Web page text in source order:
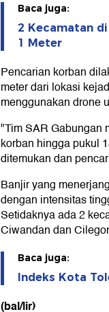
Baca juga:
2 Kecamatan
1 Meter
Pencarian korban
meter dari lokasi
menggunakan drone
"Tim SAR Gabungan
korban hingga pukul
ditemukan dan
Banjir yang
dengan intensitas
Setidaknya ada 2
Ciwandan dan
Baca juga:
Indeks Kota
(bal/lir)